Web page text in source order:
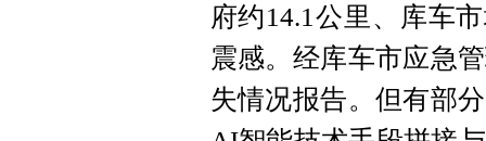
府约14.1公里、库车
震感。经库车市应急
失情况报告。但有部